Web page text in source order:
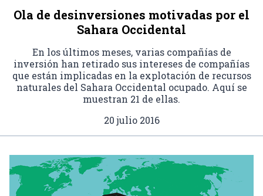
Ola de desinversiones motivadas por el
Sahara Occidental
En los últimos meses, varias compañías de
inversión han retirado sus intereses de compañías
que están implicadas en la explotación de recursos
naturales del Sahara Occidental ocupado. Aquí se
muestran 21 de ellas.
20 julio 2016